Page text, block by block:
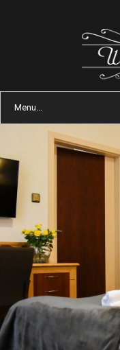
Menu...